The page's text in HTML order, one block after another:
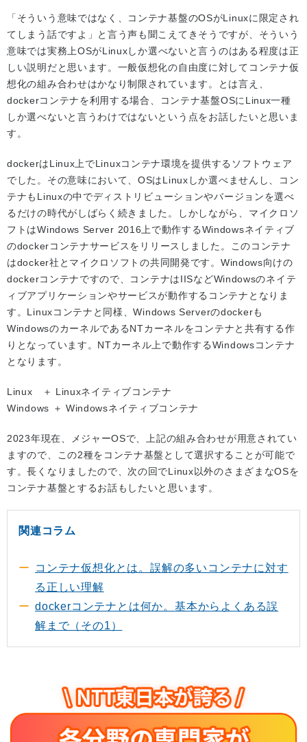
「そういう意味ではなく、コンテナ基盤のOSがLinuxに限定され
てしまう話ですよ」と言う声も聞こえてきそうですが、そういう
意味では実務上OSがLinuxしか選べないと言うのはある程度は正
しい説明だと思います。一般仮想化の自由度に対してコンテナ仮
想化の組み合わせはかなり制限されています。とは言え、
dockerコンテナを利用する場合、コンテナ基盤OSにLinux一種
しか選べないと言うわけではないという点をお話したいと思いま
す。
dockerはLinux上でLinuxコンテナ環境を提供するソフトウェア
でした。その意味において、OSはLinuxしか選べませんし、コン
テナもLinuxの中でディストリビューションやバージョンを選べ
るだけの時代がしばらく続きました。しかしながら、マイクロソ
フトはWindows Server 2016上で動作するWindowsネイティブ
のdockerコンテナサービスをリリースしました。このコンテナ
はdocker社とマイクロソフトの共同開発です。Windows向けの
dockerコンテナですので、コンテナはIISなどWindowsのネイテ
ィブアプリケーションやサービスが動作するコンテナとなりま
す。Linuxコンテナと同様、Windows Serverのdockerも
WindowsのカーネルであるNTカーネルをコンテナと共有する作
りとなっています。NTカーネル上で動作するWindowsコンテナ
となります。
Linux ＋ Linuxネイティブコンテナ
Windows ＋ Windowsネイティブコンテナ
2023年現在、メジャーOSで、上記の組み合わせが用意されてい
ますので、この2種をコンテナ基盤として選択することが可能で
す。長くなりましたので、次の回でLinux以外のさまざまなOSを
コンテナ基盤とするお話もしたいと思います。
関連コラム
コンテナ仮想化とは。誤解の多いコンテナに対す
る正しい理解
dockerコンテナとは何か。基本からよくある誤
解まで（その1）